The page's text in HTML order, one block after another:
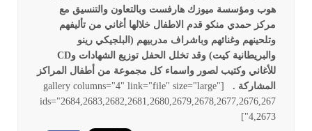
هوب ومؤسسة ميوزك هارفست وبالتعاون والتنسيق مع
مركز حمدي منكو قدم الاطفال خلالها أغاني من تأليفهم
وتلحينهم وغنائهم وباشراف مدربيهم (البلجيكي رينو
والبريطانية كيت) وقد تخلل الحفل توزيع الشهادات وCD
للأغاني وكتيب لصور واسماء كل مجموعة من أطفال المراكز
المشاركة .
[gallery columns="4" link="file" size="large"
ids="2684,2683,2682,2681,2680,2679,2678,2677,2676,267
4,2673"]